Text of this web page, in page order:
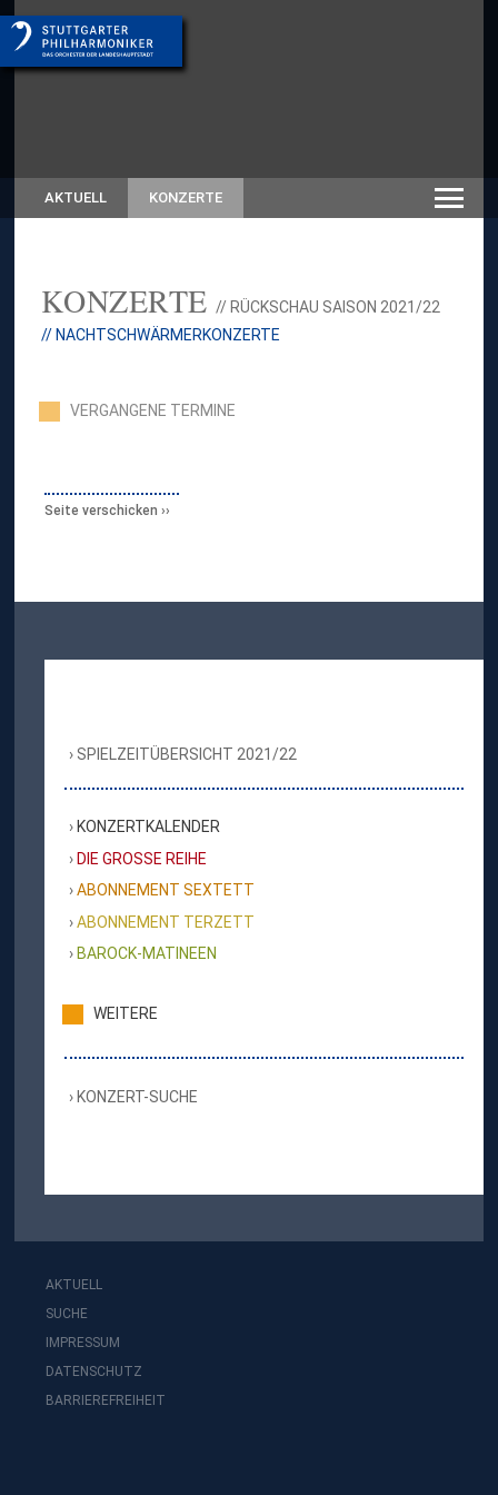
AKTUELL KONZERTE
KONZERTE// RÜCKSCHAU SAISON 2021/22
// NACHTSCHWÄRMERKONZERTE
VERGANGENE TERMINE
Seite verschicken
SPIELZEITÜBERSICHT 2021/22
KONZERTKALENDER
DIE GROSSE REIHE
ABONNEMENT SEXTETT
ABONNEMENT TERZETT
BAROCK-MATINEEN
WEITERE
KONZERT-SUCHE
AKTUELL
SUCHE
IMPRESSUM
DATENSCHUTZ
BARRIEREFREIHEIT